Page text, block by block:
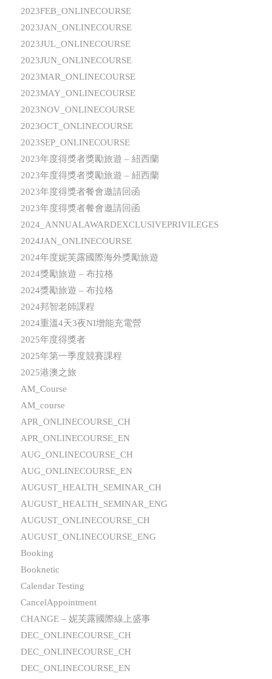
2023FEB_ONLINECOURSE
2023JAN_ONLINECOURSE
2023JUL_ONLINECOURSE
2023JUN_ONLINECOURSE
2023MAR_ONLINECOURSE
2023MAY_ONLINECOURSE
2023NOV_ONLINECOURSE
2023OCT_ONLINECOURSE
2023SEP_ONLINECOURSE
2023年度得獎者獎勵旅遊 – 紐西蘭
2023年度得獎者獎勵旅遊 – 紐西蘭
2023年度得獎者餐會邀請回函
2023年度得獎者餐會邀請回函
2024_ANNUALAWARDEXCLUSIVEPRIVILEGES
2024JAN_ONLINECOURSE
2024年度妮芙露國際海外獎勵旅遊
2024獎勵旅遊 – 布拉格
2024獎勵旅遊 – 布拉格
2024邦智老師課程
2024重溫4天3夜NI增能充電營
2025年度得獎者
2025年第一季度競賽課程
2025港澳之旅
AM_Course
AM_course
APR_ONLINECOURSE_CH
APR_ONLINECOURSE_EN
AUG_ONLINECOURSE_CH
AUG_ONLINECOURSE_EN
AUGUST_HEALTH_SEMINAR_CH
AUGUST_HEALTH_SEMINAR_ENG
AUGUST_ONLINECOURSE_CH
AUGUST_ONLINECOURSE_ENG
Booking
Booknetic
Calendar Testing
CancelAppointment
CHANGE – 妮芙露國際線上盛事
DEC_ONLINECOURSE_CH
DEC_ONLINECOURSE_CH
DEC_ONLINECOURSE_EN